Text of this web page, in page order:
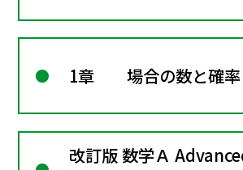
1章 場合の数と確率
改訂版 数学Ａ